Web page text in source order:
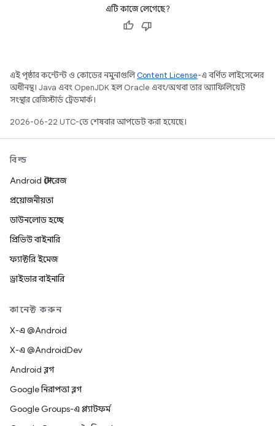
এটি কাজে লেগেছে?
এই পৃষ্ঠার কন্টেন্ট ও কোডের নমুনাগুলিContent License-এ বর্ণিত লাইসেন্সের
অধীনস্থ। Java এবং OpenJDK হল Oracle এবং/অথবা তার অ্যাফিলিয়েট
সংস্থার রেজিস্টার্ড ট্রেডমার্ক।
2026-06-22 UTC-তে শেষবার আপডেট করা হয়েছে।
বিল্ড
Android স্টোরেজ
প্রয়োজনীয়তা
ডাউনলোড হচ্ছে
প্রিভিউ বাইনারি
ফ্যাক্টরি ইমেজ
ড্রাইভার বাইনারি
কানেক্ট করুন
X-এ @Android
X-এ @AndroidDev
Android ব্লগ
Google নিরাপত্তা ব্লগ
Google Groups-এ প্ল্যাটফর্ম